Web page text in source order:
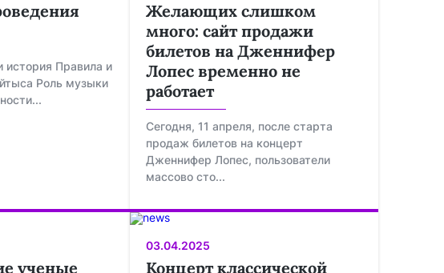
история Правила и
Роль музыки
Желающих слишком
много: сайт продажи
билетов на Дженнифер
Лопес временно не
работает
Сегодня, 11 апреля, после старта
продаж билетов на концерт
Дженнифер Лопес, пользователи
массово сто...
ученые
03.04.2025
Концерт классической